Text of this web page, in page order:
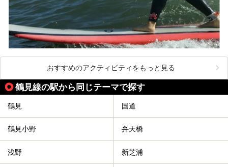
おすすめのアクティビティをもっと見る
鶴見線の駅から同じテーマで探す
鶴見 国道
鶴見小野 弁天橋
浅野 新芝浦